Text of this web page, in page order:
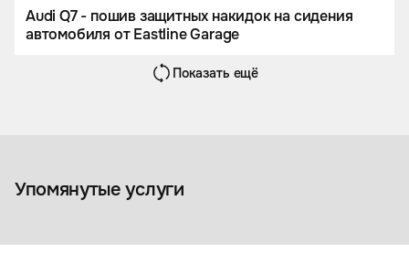
Audi Q7 - пошив защитных накидок на сидения
автомобиля от Eastline Garage
Показать ещё
Упомянутые услуги
Перетяжка салона